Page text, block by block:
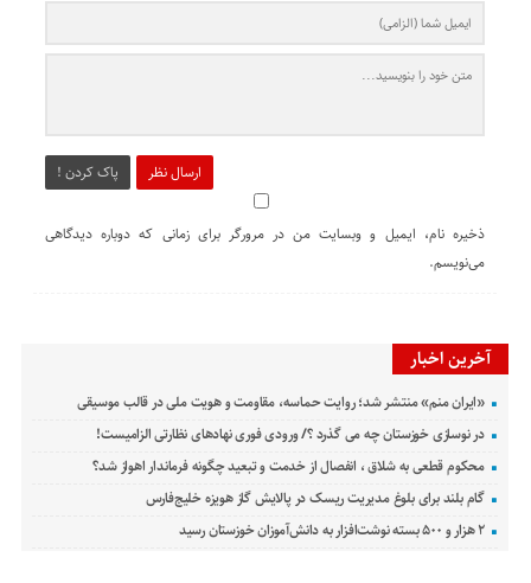
ارسال نظر پاک کردن !
ذخیره نام، ایمیل و وبسایت من در مرورگر برای زمانی که دوباره دیدگاهی
می‌نویسم.
آخرین اخبار
«ایران منم» منتشر شد؛ روایت حماسه، مقاومت و هویت ملی در قالب موسیقی
در نوسازی خوزستان چه می گذرد ؟/ ورودی فوری نهادهای نظارتی الزامیست!
محکوم قطعی به شلاق ، انفصال از خدمت و تبعید چگونه فرماندار اهواز شد؟
گام بلند برای بلوغ مدیریت ریسک در پالایش گاز هویزه خلیج‌فارس
۲ هزار و ۵۰۰ بسته نوشت‌افزار به دانش‌آموزان خوزستان رسید